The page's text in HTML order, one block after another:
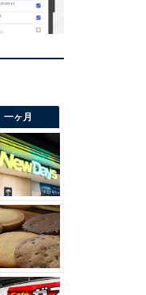
一ヶ月